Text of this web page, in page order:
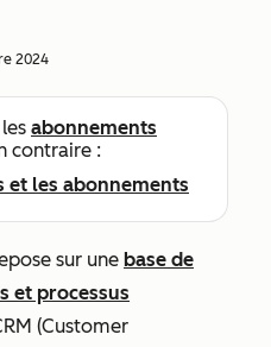
2024
abonnements
contraire :
et les abonnements
sur une base de
et processus
(Customer